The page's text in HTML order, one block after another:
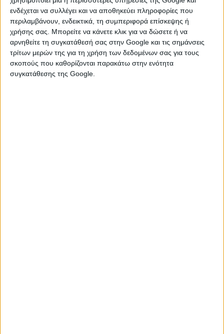
ενδέχεται να συλλέγει και να αποθηκεύει πληροφορίες που
περιλαμβάνουν, ενδεικτικά, τη συμπεριφορά επίσκεψης ή
χρήσης σας. Μπορείτε να κάνετε κλικ για να δώσετε ή να
αρνηθείτε τη συγκατάθεσή σας στην Google και τις σημάνσεις
τρίτων μερών της για τη χρήση των δεδομένων σας για τους
σκοπούς που καθορίζονται παρακάτω στην ενότητα
συγκατάθεσης της Google.
ΚΑΤΗΓΟΡΙΕΣ
ΒΙΟΛΟΓΙΚΑ ΠΡΟΪΟΝΤΑ